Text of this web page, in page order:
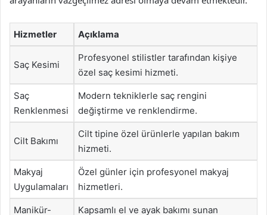
Hizmetler Açıklama
Saç Kesimi
Profesyonel stilistler tarafından kişiye
özel saç kesimi hizmeti.
Saç
Renklenmesi
Modern tekniklerle saç rengini
değiştirme ve renklendirme.
Cilt Bakımı
Cilt tipine özel ürünlerle yapılan bakım
hizmeti.
Makyaj
Uygulamaları
Özel günler için profesyonel makyaj
hizmetleri.
Manikür-
Kapsamlı el ve ayak bakımı sunan